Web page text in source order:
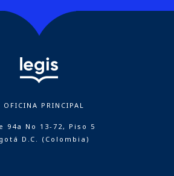
OFICINA PRINCIPAL
94a No 13-72, Piso 5
D.C. (Colombia)